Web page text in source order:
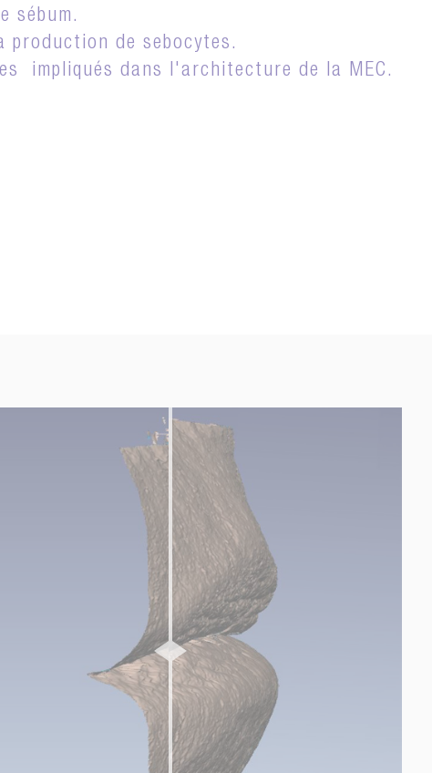
sébum.
de sebocytes.
impliqués dans l'architecture de la MEC.